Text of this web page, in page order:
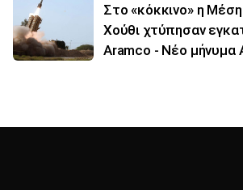
Στο «κόκκινο» η
Χούθι χτύπησαν
Aramco - Νέο μήνυμα